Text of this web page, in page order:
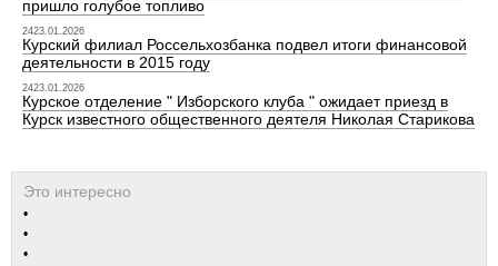
пришло голубое топливо
2423.01.2026
Курский филиал Россельхозбанка подвел итоги финансовой
деятельности в 2015 году
2423.01.2026
Курское отделение " Изборского клуба " ожидает приезд в
Курск известного общественного деятеля Николая Старикова